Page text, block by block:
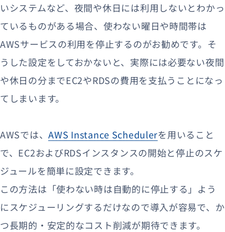
いシステムなど、夜間や休日には利用しないとわかっ
ているものがある場合、使わない曜日や時間帯は
AWSサービスの利用を停止するのがお勧めです。そ
うした設定をしておかないと、実際には必要ない夜間
や休日の分までEC2やRDSの費用を支払うことになっ
てしまいます。
AWSでは、AWS Instance Schedulerを用いること
で、EC2およびRDSインスタンスの開始と停止のスケ
ジュールを簡単に設定できます。
この方法は「使わない時は自動的に停止する」よう
にスケジューリングするだけなので導入が容易で、か
つ長期的・安定的なコスト削減が期待できます。